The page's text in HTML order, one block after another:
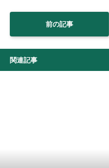
前の記事
関連記事